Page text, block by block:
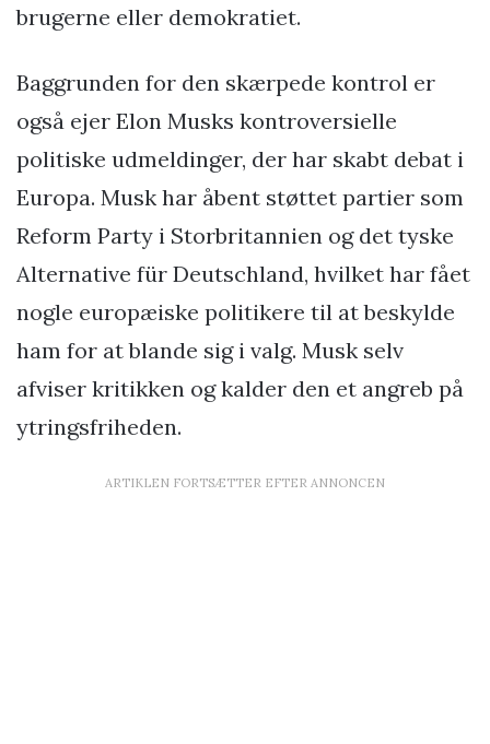
brugerne eller demokratiet.
Baggrunden for den skærpede kontrol er
også ejer Elon Musks kontroversielle
politiske udmeldinger, der har skabt debat i
Europa. Musk har åbent støttet partier som
Reform Party i Storbritannien og det tyske
Alternative für Deutschland, hvilket har fået
nogle europæiske politikere til at beskylde
ham for at blande sig i valg. Musk selv
afviser kritikken og kalder den et angreb på
ytringsfriheden.
ARTIKLEN FORTSÆTTER EFTER ANNONCEN